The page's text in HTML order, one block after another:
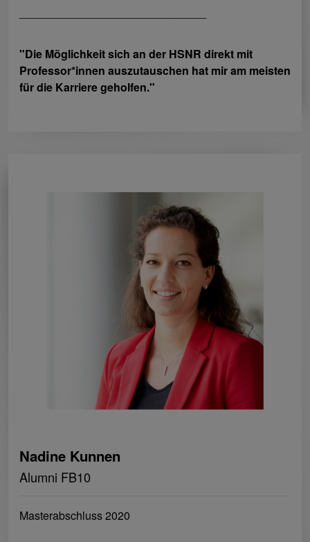
"Die Möglichkeit sich an der HSNR direkt mit
Professor*innen auszutauschen hat mir am meisten
für die Karriere geholfen."
Nadine Kunnen
Alumni FB10
Masterabschluss 2020